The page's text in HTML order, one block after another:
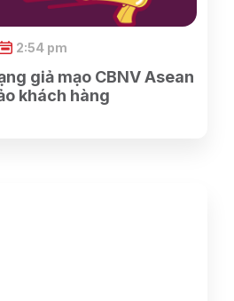
giả mạo CBNV Asean
khách hàng
2:54 pm